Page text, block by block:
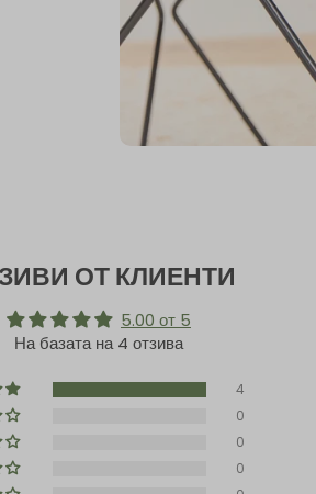
ОТ КЛИЕНТИ
5.00 от 5
На базата на 4 отзива
4
0
0
0